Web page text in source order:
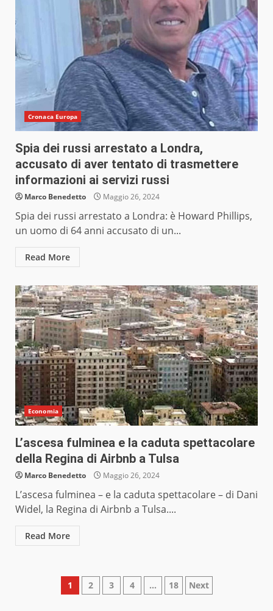
Cronaca Europa
Spia dei russi arrestato a Londra,
accusato di aver tentato di trasmettere
informazioni ai servizi russi
Marco Benedetto Maggio 26, 2024
Spia dei russi arrestato a Londra: è Howard Phillips,
un uomo di 64 anni accusato di un...
Read More
Economia
L’ascesa fulminea e la caduta spettacolare
della Regina di Airbnb a Tulsa
Marco Benedetto Maggio 26, 2024
L’ascesa fulminea – e la caduta spettacolare – di Dani
Widel, la Regina di Airbnb a Tulsa....
Read More
Paginazione
1 2 3 4 … 18 Next